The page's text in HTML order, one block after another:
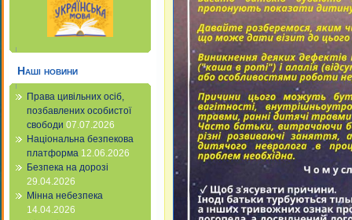
Наші новини
Права цивільних осіб,
позбавлених особистої
свободи 07.07.2026
Національна безпекова
платформа 12.06.2026
Безпека на дорозі
29.04.2026
Мінна небезпека
14.04.2026